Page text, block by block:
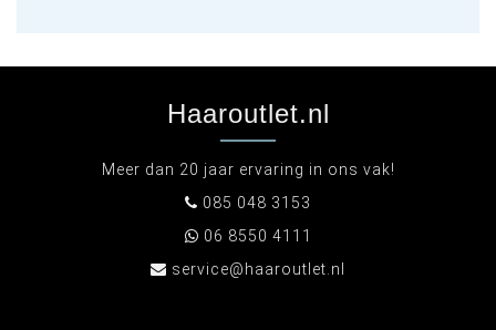
Haaroutlet.nl
Meer dan 20 jaar ervaring in ons vak!
085 048 3153
06 8550 4111
service@haaroutlet.nl